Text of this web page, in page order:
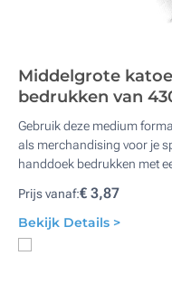
Middelgrote
bedrukken van
Gebruik deze medium
als merchandising voor je
handdoek bedrukken met
Prijs vanaf:€ 3,87
Bekijk Details >